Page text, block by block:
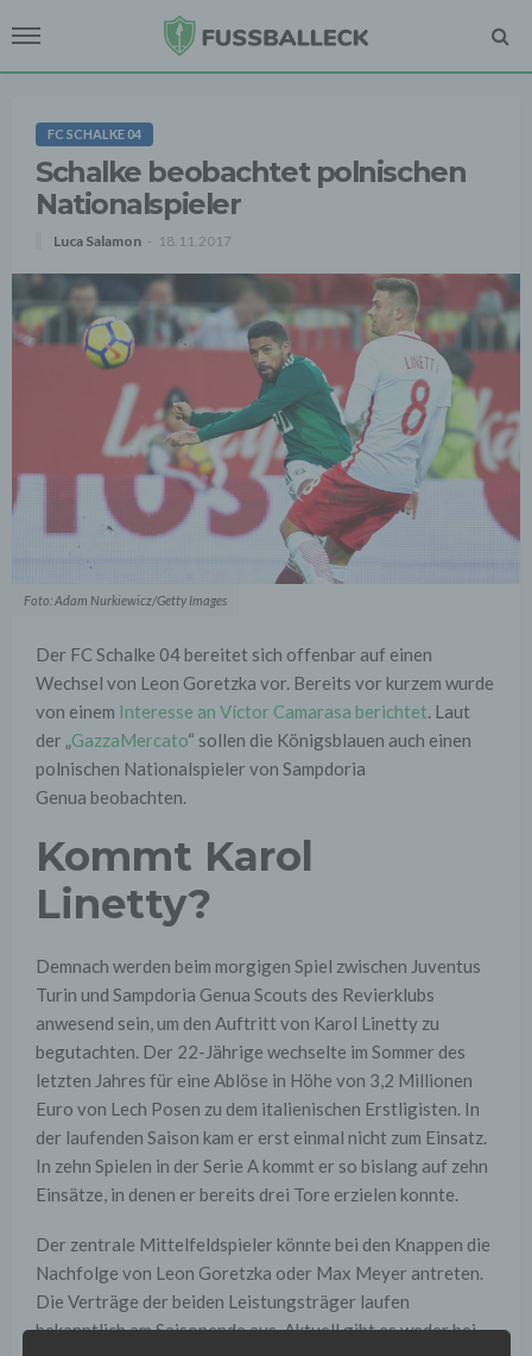
FC SCHALKE 04
Schalke beobachtet polnischen
Nationalspieler
Luca Salamon 18.11.2017
Foto: Adam Nurkiewicz/Getty Images
Der FC Schalke 04 bereitet sich offenbar auf einen
Wechsel von Leon Goretzka vor. Bereits vor kurzem wurde
von einem Interesse an Víctor Camarasa berichtet. Laut
der „GazzaMercato“ sollen die Königsblauen auch einen
polnischen Nationalspieler von Sampdoria
Genua beobachten.
Kommt Karol
Linetty?
Demnach werden beim morgigen Spiel zwischen Juventus
Turin und Sampdoria Genua Scouts des Revierklubs
anwesend sein, um den Auftritt von Karol Linetty zu
begutachten. Der 22-Jährige wechselte im Sommer des
letzten Jahres für eine Ablöse in Höhe von 3,2 Millionen
Euro von Lech Posen zu dem italienischen Erstligisten. In
der laufenden Saison kam er erst einmal nicht zum Einsatz.
In zehn Spielen in der Serie A kommt er so bislang auf zehn
Einsätze, in denen er bereits drei Tore erzielen konnte.
Der zentrale Mittelfeldspieler könnte bei den Knappen die
Nachfolge von Leon Goretzka oder Max Meyer antreten.
Die Verträge der beiden Leistungsträger laufen
bekanntlich am Saisonende aus. Aktuell gibt es weder bei